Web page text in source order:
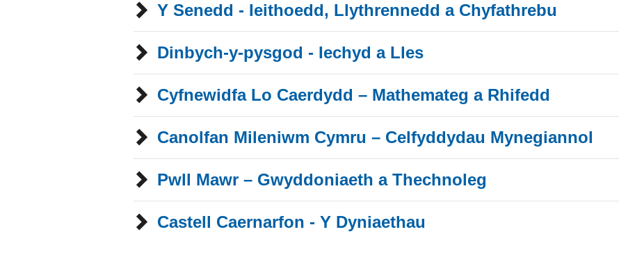
Y Senedd - Ieithoedd, Llythrennedd a Chyfathrebu
Dinbych-y-pysgod - Iechyd a Lles
Cyfnewidfa Lo Caerdydd – Mathemateg a Rhifedd
Canolfan Mileniwm Cymru – Celfyddydau Mynegiannol
Pwll Mawr – Gwyddoniaeth a Thechnoleg
Castell Caernarfon - Y Dyniaethau